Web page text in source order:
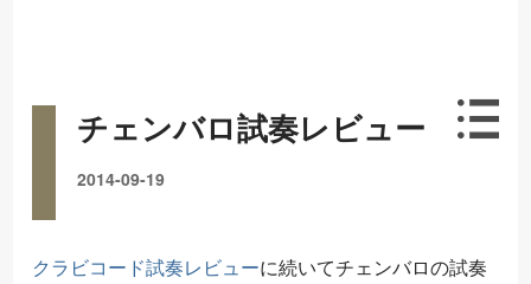
チェンバロ試奏レビュー
2014-09-19
クラビコード試奏レビューに続いてチェンバロの試奏